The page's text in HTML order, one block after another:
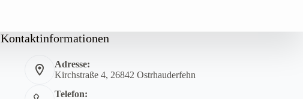
Kontaktinformationen
Adresse:
Kirchstraße 4, 26842 Ostrhauderfehn
Telefon: